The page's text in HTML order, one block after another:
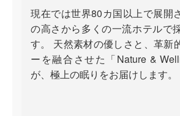
現在では世界80カ国以上で展開
の高さから多くの一流ホテルで
す。 天然素材の優しさと、革新
ーを融合させた「Nature &
が、極上の眠りをお届けします。